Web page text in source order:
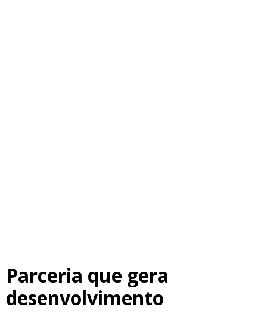
Parceria que gera
desenvolvimento